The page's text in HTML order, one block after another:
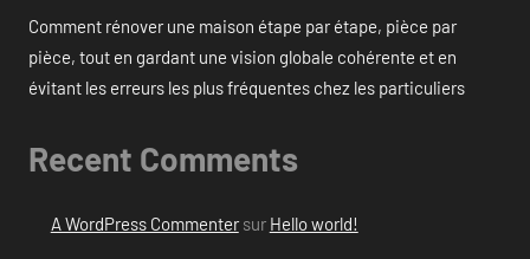
Comment rénover une maison étape par étape, pièce par
pièce, tout en gardant une vision globale cohérente et en
évitant les erreurs les plus fréquentes chez les particuliers
Recent Comments
A WordPress Commentersur Hello world!